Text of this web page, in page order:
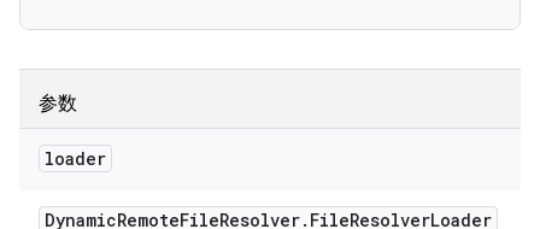
参数
loader
DynamicRemoteFileResolver. FileResolverLoader